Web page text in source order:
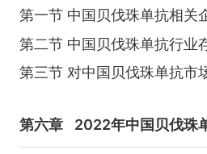
第一节 中国贝伐珠单抗相关
第二节 中国贝伐珠单抗行业
第三节 对中国贝伐珠单抗市
第六章 2022年中国贝伐珠